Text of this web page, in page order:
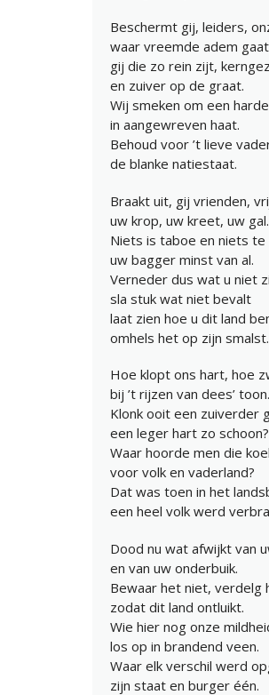
Beschermt gij, leiders,
waar vreemde adem gaat
gij die zo rein zijt,
en zuiver op de graat.
Wij smeken om een
in aangewreven haat.
Behoud voor ’t lieve
de blanke natiestaat.
Braakt uit, gij vrienden,
uw krop, uw kreet, uw gal.
Niets is taboe en niets te
uw bagger minst van al.
Verneder dus wat u niet
sla stuk wat niet bevalt
laat zien hoe u dit land
omhels het op zijn smalst.
Hoe klopt ons hart, hoe
bij ’t rijzen van dees’ toon.
Klonk ooit een zuiverder
een leger hart zo schoon?
Waar hoorde men die
voor volk en vaderland?
Dat was toen in het
een heel volk werd
Dood nu wat afwijkt van
en van uw onderbuik.
Bewaar het niet, verdelg
zodat dit land ontluikt.
Wie hier nog onze
los op in brandend veen.
Waar elk verschil werd
zijn staat en burger één.